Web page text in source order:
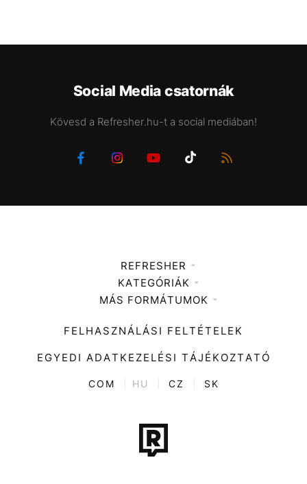
Social Media csatornák
Kövesd a Refresher.hu-t a social mediában!
REFRESHER
Médiaajánlat
KATEGÓRIÁK
Zene
Divat
Kultúra
ENTR
Tech-Tudomány
Sport
MÁS FORMÁTUMOK
FELHASZNÁLÁSI FELTÉTELEK
EGYEDI ADATKEZELÉSI TÁJÉKOZTATÓ
COM HU CZ SK